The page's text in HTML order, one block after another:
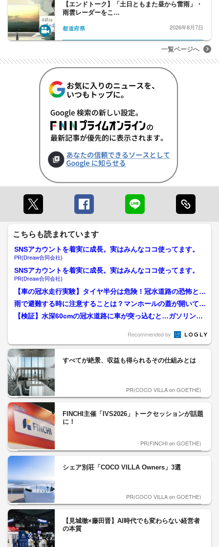
【エンドトーク】「土日ともまた昼から雷雨」・
雨雲レーダーをこ…
都道府県 2026年8月7日
一覧ページへ
こちらも読まれています
SNSアカウントを着実に成長。実はみんなココ使ってます。
PR(Dreaw合同会社)
SNSアカウントを着実に成長。実はみんなココ使ってます。
PR(Dreaw合同会社)
【車の冠水走行実験】タイヤ半分は危険！冠水道路の恐怖とJ
AF直伝・命を守る脱出＆...
雨で避難する時に注意することは？マンホールの蓋が開いてい
ることも…傘などで確認し...
【検証】水深60cmの冠水道路に車が突っ込むと…ガソリン＆
Recommended by
すべてが絶景、収益も得られるその仕組みとは
PR(COCO VILLA on GOETHE)
FINCHI主催「IVS2026」トークセッションが話題
に！
PR(FINCHI on GOETHE)
シェア別荘「COCO VILLA Owners」3選
PR(COCO VILLA on GOETHE)
【見城徹×藤田晋】AI時代でも変わらない経営者
の本質